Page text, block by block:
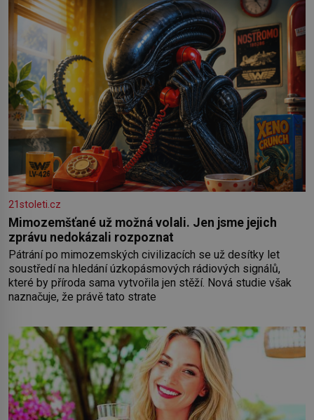
21stoleti.cz
Mimozemšťané už možná volali. Jen jsme jejich
zprávu nedokázali rozpoznat
Pátrání po mimozemských civilizacích se už desítky let
soustředí na hledání úzkopásmových rádiových signálů,
které by příroda sama vytvořila jen stěží. Nová studie však
naznačuje, že právě tato strate